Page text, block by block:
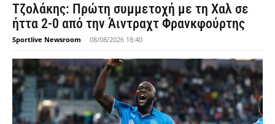
Τζολάκης: Πρώτη συμμετοχή με τη Χαλ σε
ήττα 2-0 από την Άιντραχτ Φρανκφούρτης
Sportlive Newsroom - 08/08/2026 18:40